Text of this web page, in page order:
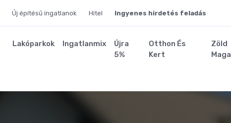
Új építésű ingatlanok Hitel Ingyenes hirdetés feladás
Lakóparkok Ingatlanmix
Újra
5%
Otthon És
Kert
Zöld